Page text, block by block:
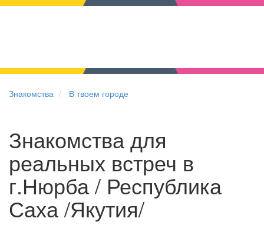
Знакомства В твоем городе
Знакомства для
реальных встреч в
г.Нюрба / Республика
Саха /Якутия/